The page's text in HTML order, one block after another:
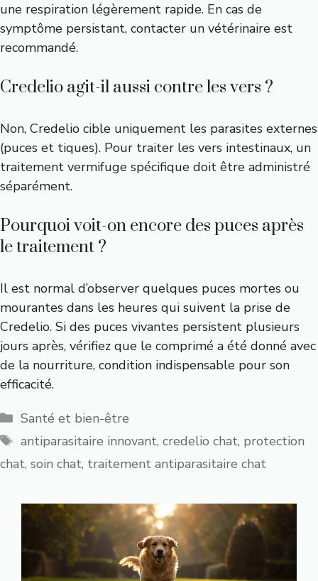
une respiration légèrement rapide. En cas de
symptôme persistant, contacter un vétérinaire est
recommandé.
Credelio agit-il aussi contre les vers ?
Non, Credelio cible uniquement les parasites externes
(puces et tiques). Pour traiter les vers intestinaux, un
traitement vermifuge spécifique doit être administré
séparément.
Pourquoi voit-on encore des puces après
le traitement ?
Il est normal d’observer quelques puces mortes ou
mourantes dans les heures qui suivent la prise de
Credelio. Si des puces vivantes persistent plusieurs
jours après, vérifiez que le comprimé a été donné avec
de la nourriture, condition indispensable pour son
efficacité.
Catégories
Santé et bien-être
Étiquettes
antiparasitaire innovant, credelio chat, protection
chat, soin chat, traitement antiparasitaire chat